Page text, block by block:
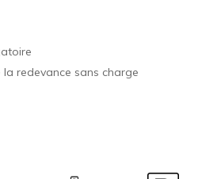
redevance sans charge